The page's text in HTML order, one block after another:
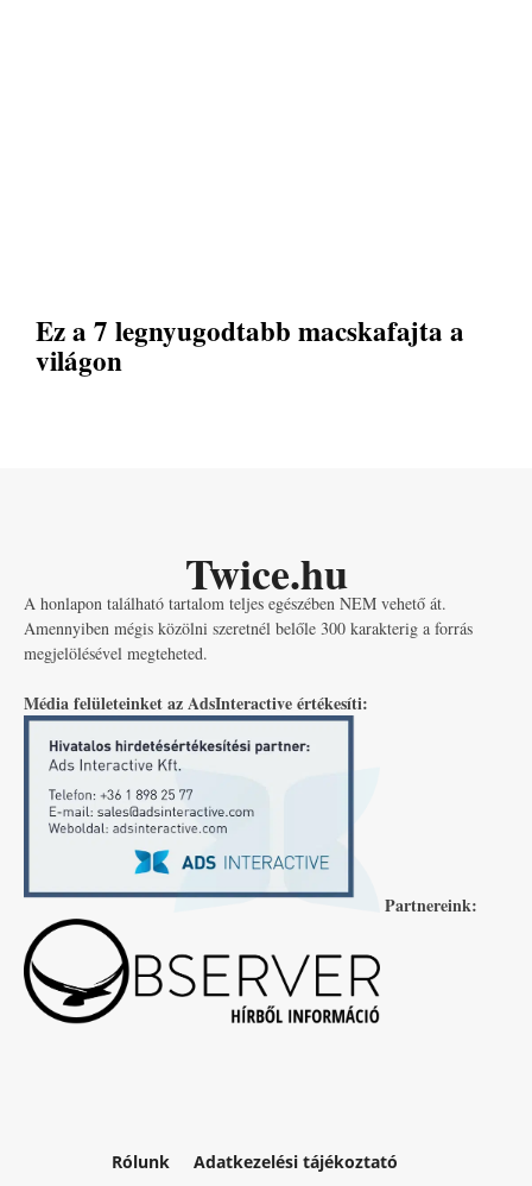
Ez a 7 legnyugodtabb macskafajta a
világon
Twice.hu
A honlapon található tartalom teljes egészében NEM vehető át.
Amennyiben mégis közölni szeretnél belőle 300 karakterig a forrás
megjelölésével megteheted.
Média felületeinket az AdsInteractive értékesíti:
Partnereink:
Rólunk Adatkezelési tájékoztató